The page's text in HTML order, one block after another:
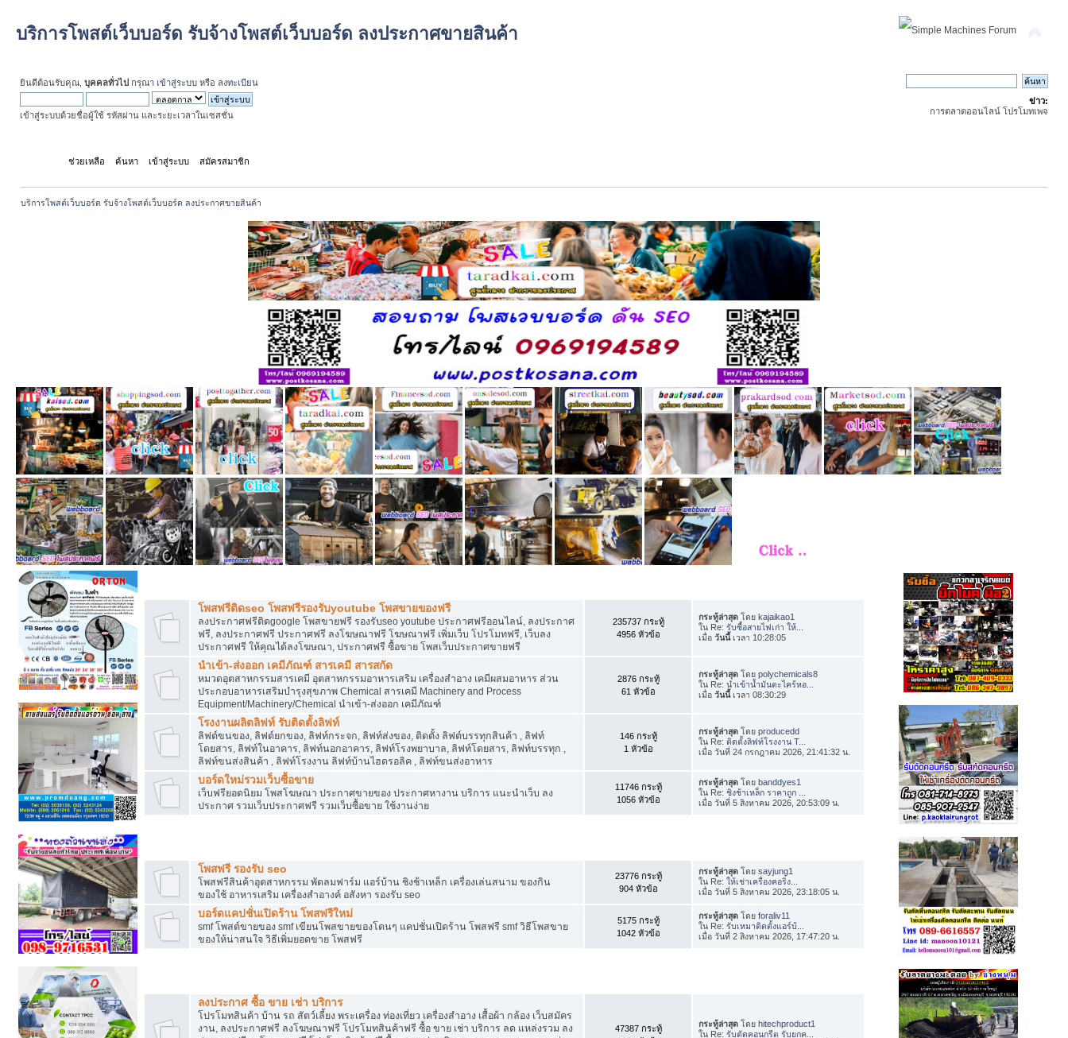
บริการโพสต์เว็บบอร์ด รับจ้างโพสต์เว็บบอร์ด ลงประกาศขายสินค้า
ยินดีต้อนรับคุณ, บุคคลทั่วไป กรุณา เข้าสู่ระบบ หรือ ลงทะเบียน
เข้าสู่ระบบด้วยชื่อผู้ใช้ รหัสผ่าน และระยะเวลาในเซสชั่น
ข่าว:
การตลาดออนไลน์ โปรโมทเพจ
ช่วยเหลือ ค้นหา เข้าสู่ระบบ สมัครสมาชิก
บริการโพสต์เว็บบอร์ด รับจ้างโพสต์เว็บบอร์ด ลงประกาศขายสินค้า
โพสฟรีติดseo โพสฟรีรองรับyoutube โพสขายของฟรี
ลงประกาศฟรีติดgoogle โพสขายฟรี รองรับseo youtube ประกาศฟรีออนไลน์, ลงประกาศ
ฟรี, ลงประกาศฟรี ประกาศฟรี ลงโฆษณาฟรี โฆษณาฟรี เพิ่มเว็บ โปรโมทฟรี, เว็บลง
ประกาศฟรี ให้คุณได้ลงโฆษณา, ประกาศฟรี ซื้อขาย โพสเว็บประกาศขายฟรี
235737 กระทู้
4956 หัวข้อ
กระทู้ล่าสุด โดยkajaikao1
ใน Re: รับซื้อสายไฟเก่า ให้...
เมื่อวันนี้เวลา 10:28:05
นำเข้า-ส่งออก เคมีภัณฑ์ สารเคมี สารสกัด
หมวดอุตสาหกรรมสารเคมี อุตสาหกรรมอาหารเสริม เครื่องสำอาง เคมีผสมอาหาร ส่วน
ประกอบอาหารเสริมบำรุงสุขภาพ Chemical สารเคมี Machinery and Process
Equipment/Machinery/Chemical นำเข้า-ส่งออก เคมีภัณฑ์
2876 กระทู้
61 หัวข้อ
กระทู้ล่าสุด โดยpolychemicals8
ใน Re: นำเข้าน้ำมันตะไคร้หอ...
เมื่อวันนี้เวลา 08:30:29
โรงงานผลิตลิฟท์ รับติดตั้งลิฟท์
ลิฟต์ขนของ, ลิฟต์ยกของ, ลิฟท์กระจก, ลิฟท์ส่งของ, ติดตั้ง ลิฟต์บรรทุกสินค้า , ลิฟท์
โดยสาร, ลิฟท์ในอาคาร, ลิฟท์นอกอาคาร, ลิฟท์โรงพยาบาล, ลิฟท์โดยสาร, ลิฟท์บรรทุก ,
ลิฟท์ขนส่งสินค้า , ลิฟท์โรงงาน ลิฟท์บ้านไฮดรอลิค , ลิฟท์ขนส่งอาหาร
146 กระทู้
1 หัวข้อ
กระทู้ล่าสุด โดยproducedd
ใน Re: ติดตั้งลิฟท์โรงงาน T...
เมื่อ วันที่ 24 กรกฎาคม 2026, 21:41:32 น.
บอร์ดใหม่รวมเว็บซื้อขาย
เว็บฟรียอดนิยม โพสโฆษณา ประกาศขายของ ประกาศหางาน บริการ แนะนำเว็บ ลง
ประกาศ รวมเว็บประกาศฟรี รวมเว็บซื้อขาย ใช้งานง่าย
11746 กระทู้
1056 หัวข้อ
กระทู้ล่าสุด โดยbanddyes1
ใน Re: ชิงช้าเหล็ก ราคาถูก ...
เมื่อ วันที่ 5 สิงหาคม 2026, 20:53:09 น.
โพสฟรี รองรับ seo
โพสฟรีสินค้าอุตสาหกรรม พัดลมฟาร์ม แอร์บ้าน ชิงช้าเหล็ก เครื่องเล่นสนาม ของกิน
ของใช้ อาหารเสริม เครื่องสำอางค์ อสังหา รองรับ seo
23776 กระทู้
904 หัวข้อ
กระทู้ล่าสุด โดยsayjung1
ใน Re: ให้เช่าเครื่องคอริ่ง...
เมื่อ วันที่ 5 สิงหาคม 2026, 23:18:05 น.
บอร์ดแคปชั่นเปิดร้าน โพสฟรีใหม่
smf โพสต์ขายของ smf เขียนโพสขายของโดนๆ แคปชั่นเปิดร้าน โพสฟรี smf วิธีโพสขาย
ของให้น่าสนใจ วิธีเพิ่มยอดขาย โพสฟรี
5175 กระทู้
1042 หัวข้อ
กระทู้ล่าสุด โดยforaliv11
ใน Re: รับเหมาติดตั้งแอร์บ้...
เมื่อ วันที่ 2 สิงหาคม 2026, 17:47:20 น.
ลงประกาศ ซื้อ ขาย เช่า บริการ
โปรโมทสินค้า บ้าน รถ สัตว์เลี้ยง พระเครื่อง ท่องเที่ยว เครื่องสำอาง เสื้อผ้า กล้อง เว็บสมัคร
งาน, ลงประกาศฟรี ลงโฆษณาฟรี โปรโมทสินค้าฟรี ซื้อ ขาย เช่า บริการ ลด แหล่งรวม ลง
47387 กระทู้
กระทู้ล่าสุด โดยhitechproduct1
ใน Re: รับตัดคอนกรีต รับยกค...